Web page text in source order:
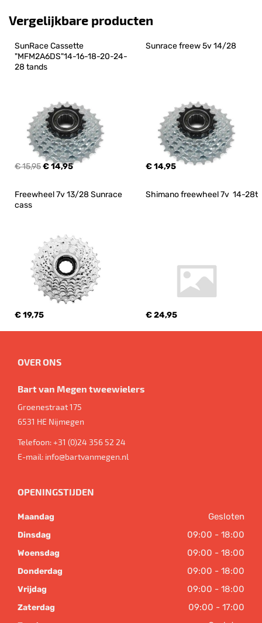
Vergelijkbare producten
SunRace Cassette
"MFM2A6DS"14-16-18-20-24-
28 tands
€ 15,95€ 14,95
Sunrace freew 5v 14/28
€ 14,95
Freewheel 7v 13/28 Sunrace
cass
€ 19,75
Shimano freewheel 7v  14-28t
€ 24,95
OVER ONS
Bart van Megen tweewielers
Groenestraat 175
6531 HE Nijmegen
Telefoon:+31 (0)24 356 52 24
E-mail: info@bartvanmegen.nl
OPENINGSTIJDEN
Maandag Gesloten
Dinsdag 09:00 - 18:00
Woensdag 09:00 - 18:00
Donderdag 09:00 - 18:00
Vrijdag 09:00 - 18:00
Zaterdag 09:00 - 17:00